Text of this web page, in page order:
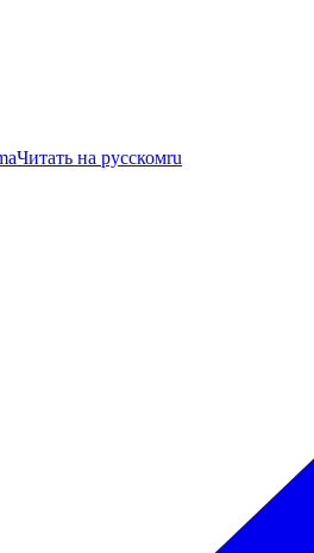
Читать на русскомru